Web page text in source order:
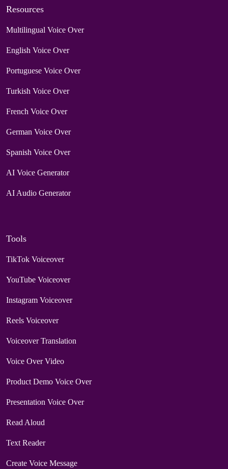
Resources
Multilingual Voice Over
English Voice Over
Portuguese Voice Over
Turkish Voice Over
French Voice Over
German Voice Over
Spanish Voice Over
AI Voice Generator
AI Audio Generator
Tools
TikTok Voiceover
YouTube Voiceover
Instagram Voiceover
Reels Voiceover
Voiceover Translation
Voice Over Video
Product Demo Voice Over
Presentation Voice Over
Read Aloud
Text Reader
Create Voice Message